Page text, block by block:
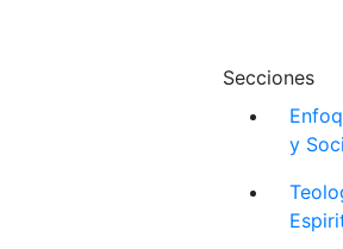
Secciones
y